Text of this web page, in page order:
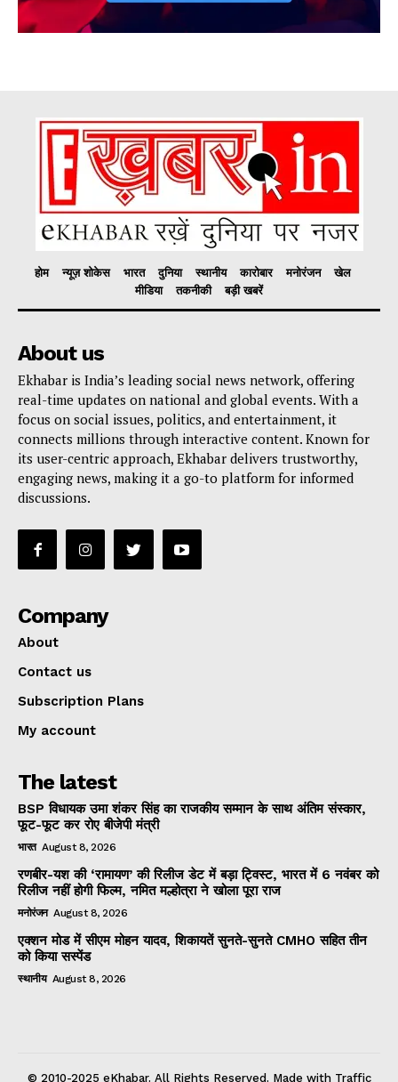
होम न्यूज़ शोकेस भारत दुनिया स्थानीय कारोबार मनोरंजन
खेल
मीडिया
तकनीकी बड़ी खबरें
About us
Ekhabar is India’s leading social news network, offering
real-time updates on national and global events. With a
focus on social issues, politics, and entertainment, it
connects millions through interactive content. Known for
its user-centric approach, Ekhabar delivers trustworthy,
engaging news, making it a go-to platform for informed
discussions.
Company
About
Contact us
Subscription Plans
My account
The latest
BSP विधायक उमा शंकर सिंह का राजकीय सम्मान के साथ अंतिम संस्कार,
फूट-फूट कर रोए बीजेपी मंत्री
भारत August 8, 2026
रणबीर-यश की ‘रामायण’ की रिलीज डेट में बड़ा ट्विस्ट, भारत में 6 नवंबर को
रिलीज नहीं होगी फिल्म, नमित मल्होत्रा ने खोला पूरा राज
मनोरंजन August 8, 2026
एक्शन मोड में सीएम मोहन यादव, शिकायतें सुनते-सुनते CMHO सहित तीन
को किया सस्पेंड
स्थानीय August 8, 2026
© 2010-2025 eKhabar. All Rights Reserved. Made with Traffic